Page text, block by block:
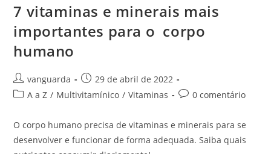
7 vitaminas e minerais mais
importantes para o corpo
humano
vanguarda
29 de abril de 2022
A a Z / Multivitamínico / Vitaminas 0 comentário
O corpo humano precisa de vitaminas e minerais para se
desenvolver e funcionar de forma adequada. Saiba quais